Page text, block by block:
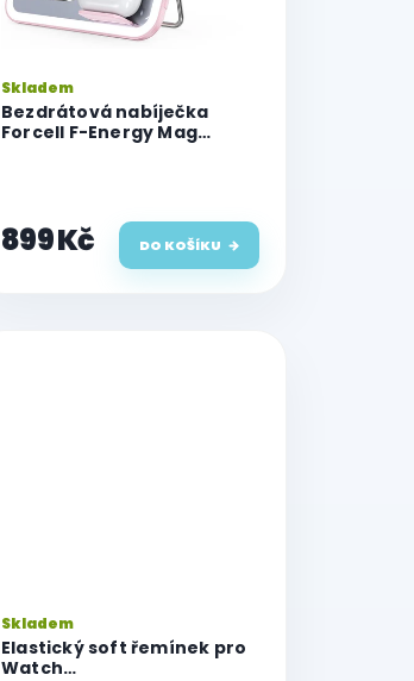
Bezdrátová nabíječka
Forcell F-Energy Mag
Skladem
899 Kč DO KOŠÍKU
Elastický soft řemínek pro
Watch
Skladem